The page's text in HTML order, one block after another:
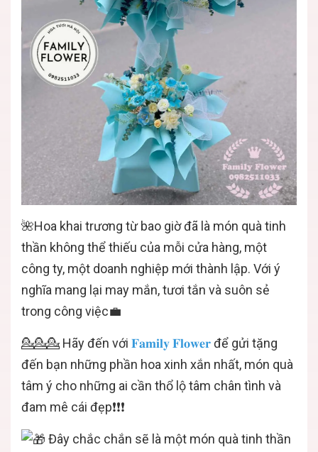
🌺Hoa khai trương từ bao giờ đã là món quà tinh
thần không thể thiếu của mỗi cửa hàng, một
công ty, một doanh nghiệp mới thành lập. Với ý
nghĩa mang lại may mắn, tươi tắn và suôn sẻ
trong công việc💼
💁‍💁💁‍ Hãy đến với 𝐅𝐚𝐦𝐢𝐥𝐲 𝐅𝐥𝐨𝐰𝐞𝐫để gửi tặng
đến bạn những phần hoa xinh xắn nhất, món quà
tâm ý cho những ai cần thổ lộ tâm chân tình và
đam mê cái đẹp❗️❗️❗️
Đây chắc chắn sẽ là một món quà tinh thần